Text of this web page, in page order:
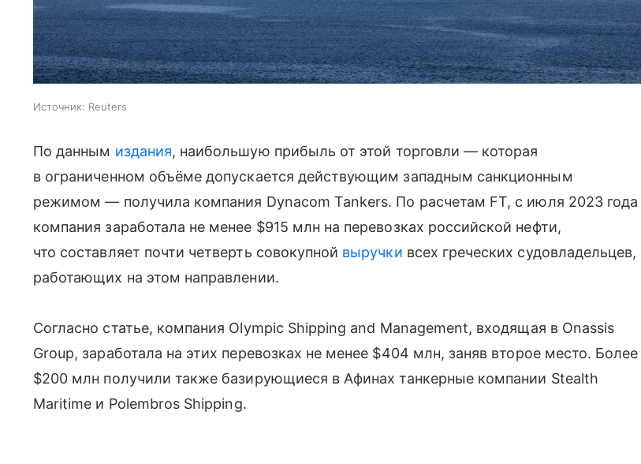
Источник: Reuters
По данным издания, наибольшую прибыль от этой торговли — которая
в ограниченном объёме допускается действующим западным санкционным
режимом — получила компания Dynacom Tankers. По расчетам FT, с июля 2023 года
компания заработала не менее $915 млн на перевозках российской нефти,
что составляет почти четверть совокупной выручки всех греческих судовладельцев,
работающих на этом направлении.
Согласно статье, компания Olympic Shipping and Management, входящая в Onassis
Group, заработала на этих перевозках не менее $404 млн, заняв второе место. Более
$200 млн получили также базирующиеся в Афинах танкерные компании Stealth
Maritime и Polembros Shipping.